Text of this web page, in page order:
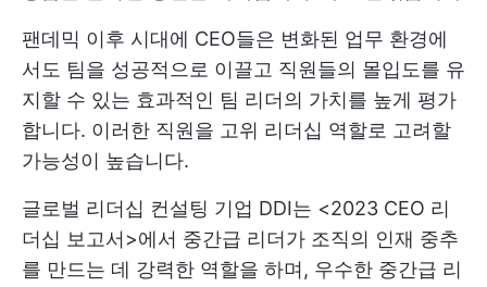
팬데믹 이후 시대에 CEO들은 변화된 업무 환경에
서도 팀을 성공적으로 이끌고 직원들의 몰입도를 유
지할 수 있는 효과적인 팀 리더의 가치를 높게 평가
합니다. 이러한 직원을 고위 리더십 역할로 고려할
가능성이 높습니다.
글로벌 리더십 컨설팅 기업 DDI는 <2023 CEO 리
더십 보고서>에서 중간급 리더가 조직의 인재 중추
를 만드는 데 강력한 역할을 하며, 우수한 중간급 리